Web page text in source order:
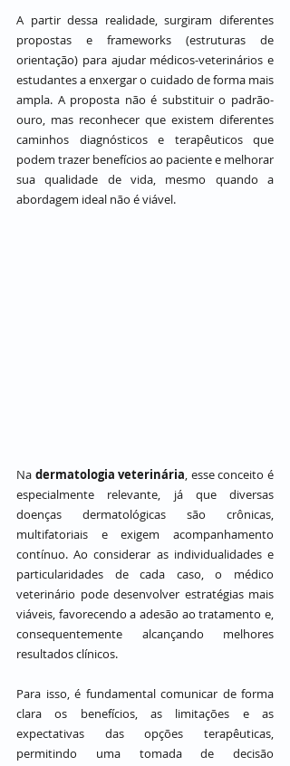
A partir dessa realidade, surgiram diferentes
propostas e frameworks (estruturas de
orientação) para ajudar médicos-veterinários e
estudantes a enxergar o cuidado de forma mais
ampla. A proposta não é substituir o padrão-
ouro, mas reconhecer que existem diferentes
caminhos diagnósticos e terapêuticos que
podem trazer benefícios ao paciente e melhorar
sua qualidade de vida, mesmo quando a
abordagem ideal não é viável.
Na dermatologia veterinária , esse conceito é
especialmente relevante, já que diversas
doenças dermatológicas são crônicas,
multifatoriais e exigem acompanhamento
contínuo. Ao considerar as individualidades e
particularidades de cada caso, o médico
veterinário pode desenvolver estratégias mais
viáveis, favorecendo a adesão ao tratamento e,
consequentemente alcançando melhores
resultados clínicos.
Para isso, é fundamental comunicar de forma
clara os benefícios, as limitações e as
expectativas das opções terapêuticas,
permitindo uma tomada de decisão